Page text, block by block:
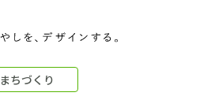
まちづくり